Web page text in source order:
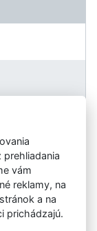
vám
reklamy, na
a na
prichádzajú.